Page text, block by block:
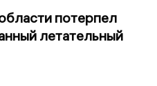
потерпел
летательный